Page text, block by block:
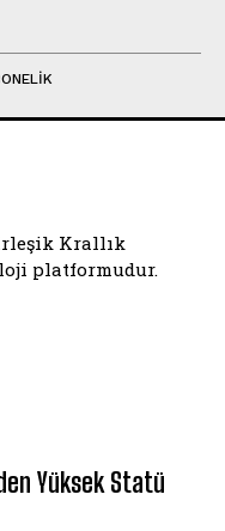
Krallık
platformudur.
Yüksek Statü